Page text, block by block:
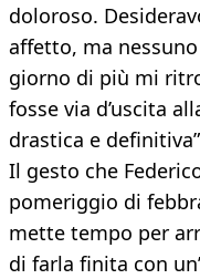
doloroso.
affetto, ma
giorno di più mi
fosse via d’uscita
drastica e
Il gesto che
pomeriggio di
mette tempo per
di farla finita con